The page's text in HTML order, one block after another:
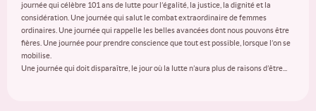
journée qui célèbre 101 ans de lutte pour l’égalité, la justice, la dignité et la
considération. Une journée qui salut le combat extraordinaire de femmes
ordinaires. Une journée qui rappelle les belles avancées dont nous pouvons être
fières. Une journée pour prendre conscience que tout est possible, lorsque l’on se
mobilise.
Une journée qui doit disparaître, le jour où la lutte n’aura plus de raisons d’être...